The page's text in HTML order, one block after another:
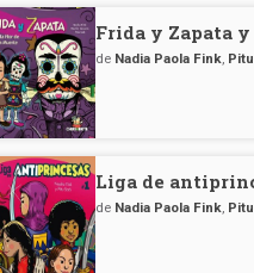
Frida y Zapata
de Nadia Paola Fink,
Liga de
de Nadia Paola Fink,